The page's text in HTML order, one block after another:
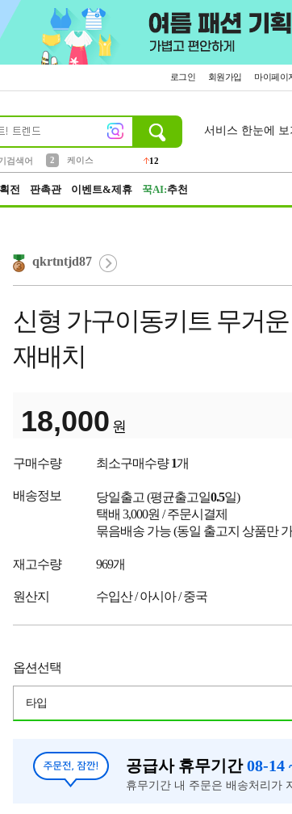
로그인 회원가입 마이페이
검색어
2
케이스
12
서비스 한눈에 보
전 판촉관 이벤트&제휴 꾹AI:추천
qkrtntjd87
신형 가구이동키트 무거
재배치
18,000 원
구매수량 최소구매수량1개
배송정보 당일출고 (평균출고일0.5일)
택배 3,000원 / 주문시결제
묶음배송 가능 (동일 출고지 상품만
재고수량 969개
원산지 수입산 / 아시아 / 중국
옵션선택
타입
공급사 휴무기간08-14
휴무기간 내 주문은 배송처리가